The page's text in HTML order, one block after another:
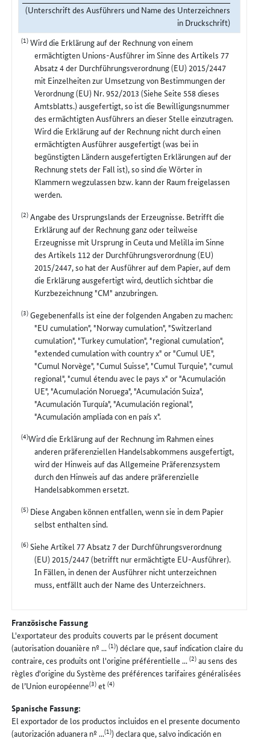
(Unterschrift des Ausführers und Name des Unterzeichners
in Druckschrift)
(1)Wird die Erklärung auf der Rechnung von einem
ermächtigten Unions-Ausführer im Sinne des Artikels 77
Absatz 4 der Durchführungsverordnung (EU) 2015/2447
mit Einzelheiten zur Umsetzung von Bestimmungen der
Verordnung (EU) Nr. 952/2013 (Siehe Seite 558 dieses
Amtsblatts.) ausgefertigt, so ist die Bewilligungsnummer
des ermächtigten Ausführers an dieser Stelle einzutragen.
Wird die Erklärung auf der Rechnung nicht durch einen
ermächtigten Ausführer ausgefertigt (was bei in
begünstigten Ländern ausgefertigten Erklärungen auf der
Rechnung stets der Fall ist), so sind die Wörter in
Klammern wegzulassen bzw. kann der Raum freigelassen
werden.
(2)Angabe des Ursprungslands der Erzeugnisse. Betrifft die
Erklärung auf der Rechnung ganz oder teilweise
Erzeugnisse mit Ursprung in Ceuta und Melilla im Sinne
des Artikels 112 der Durchführungsverordnung (EU)
2015/2447, so hat der Ausführer auf dem Papier, auf dem
die Erklärung ausgefertigt wird, deutlich sichtbar die
Kurzbezeichnung "CM" anzubringen.
(3)Gegebenenfalls ist eine der folgenden Angaben zu machen:
"EU cumulation", "Norway cumulation", "Switzerland
cumulation", "Turkey cumulation", "regional cumulation",
"extended cumulation with country x" or "Cumul UE",
"Cumul Norvège", "Cumul Suisse", "Cumul Turquie", "cumul
regional", "cumul étendu avec le pays x" or "Acumulación
UE", "Acumulación Noruega", "Acumulación Suiza",
"Acumulación Turquía", "Acumulación regional",
"Acumulación ampliada con en país x".
(4)Wird die Erklärung auf der Rechnung im Rahmen eines
anderen präferenziellen Handelsabkommens ausgefertigt,
wird der Hinweis auf das Allgemeine Präferenzsystem
durch den Hinweis auf das andere präferenzielle
Handelsabkommen ersetzt.
(5) Diese Angaben können entfallen, wenn sie in dem Papier
selbst enthalten sind.
(6)Siehe Artikel 77 Absatz 7 der Durchführungsverordnung
(EU) 2015/2447 (betrifft nur ermächtigte EU-Ausführer).
In Fällen, in denen der Ausführer nicht unterzeichnen
muss, entfällt auch der Name des Unterzeichners.
Französische Fassung
L'exportateur des produits couverts par le présent document
(autorisation douanière nº ...(1)) déclare que, sauf indication claire du
contraire, ces produits ont l'origine préférentielle ...(2)au sens des
règles d'origine du Système des préférences tarifaires généralisées
de l’Union européenne(3)et(4)
Spanische Fassung:
El exportador de los productos incluidos en el presente documento
(autorización aduanera nº ...(1)) declara que, salvo indicación en